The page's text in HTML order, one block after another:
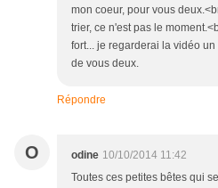
mon coeur, pour vous
trier, ce n'est pas le
fort... je regarderai la vidéo
de vous deux.
Répondre
O odine 10/10/2014 11:42
Toutes ces petites bêtes qui